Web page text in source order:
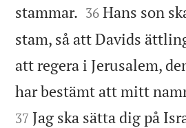
stammar. 

36 Hans son
stam, så att Davids
att regera i Jerusalem,
har bestämt att mitt
37 Jag ska sätta dig på